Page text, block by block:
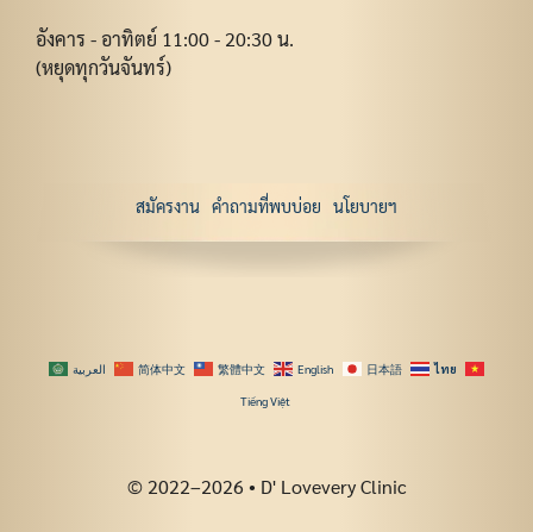
อังคาร - อาทิตย์ 11:00 - 20:30 น.
(หยุดทุกวันจันทร์)
สมัครงาน คำถามที่พบบ่อย นโยบายฯ
العربية 简体中文 繁體中文 English 日本語 ไทย
Tiếng Việt
© 2022–2026 • D' Lovevery Clinic